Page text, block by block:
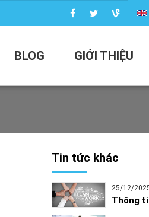
BLOG GIỚI THIỆU
Tin tức khác
25/12/
Thông